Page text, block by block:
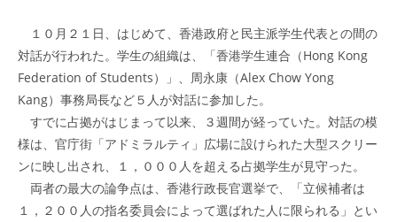
１０月２１日、はじめて、香港政府と民主派学生代表との間の
対話が行われた。学生の組織は、「香港学生連合（Hong Kong
Federation of Students）」、周永康（Alex Chow Yong
Kang）事務局長など５人が対話に参加した。
すでに占拠がはじまって以来、３週間が経っていた。対話の模
様は、官庁街「アドミラルティ」広場に設けられた大型スクリー
ンに映し出され、１，０００人を超える占拠学生が見守った。
両者の最大の論争点は、香港行政長官選挙で、「立候補者は
１，２００人の指名委員会によって選ばれた人に限られる」とい